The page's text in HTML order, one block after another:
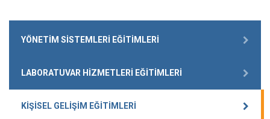
YÖNETIM SISTEMLERI EĞITIMLERI
LABORATUVAR HIZMETLERI EĞITIMLERI
KIŞISEL GELIŞIM EĞITIMLERI